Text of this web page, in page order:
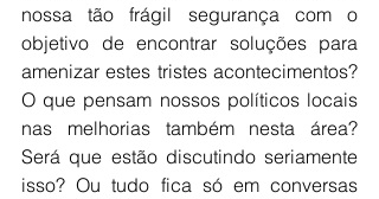
nossa tão frágil segurança com o
objetivo de encontrar soluções para
amenizar estes tristes acontecimentos?
O que pensam nossos políticos locais
nas melhorias também nesta área?
Será que estão discutindo seriamente
isso? Ou tudo fica só em conversas